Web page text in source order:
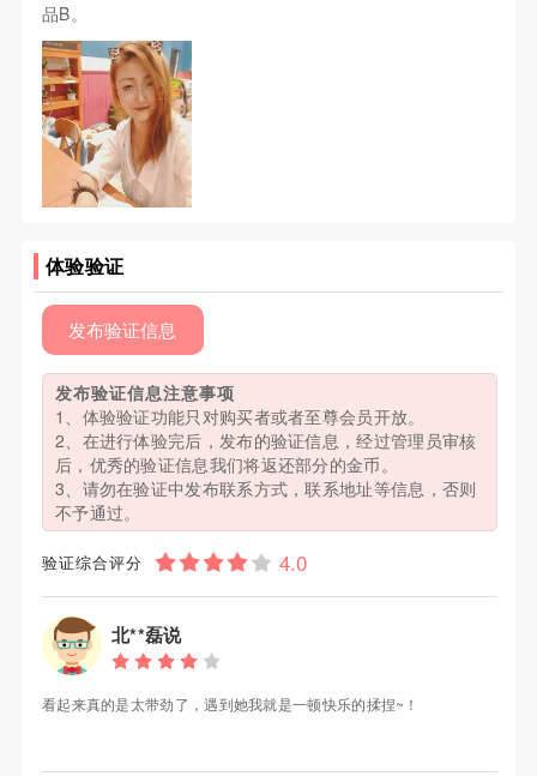
品B。
体验验证
发布验证信息
发布验证信息注意事项
1、体验验证功能只对购买者或者至尊会员开放。
2、在进行体验完后，发布的验证信息，经过管理员审核
后，优秀的验证信息我们将返还部分的金币。
3、请勿在验证中发布联系方式，联系地址等信息，否则
不予通过。
验证综合评分
北**磊说
看起来真的是太带劲了，遇到她我就是一顿快乐的揉捏~！